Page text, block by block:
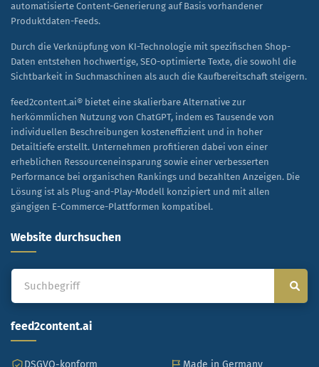
automatisierte Content-Generierung auf Basis vorhandener
Produktdaten-Feeds.
Durch die Verknüpfung von KI-Technologie mit spezifischen Shop-
Daten entstehen hochwertige, SEO-optimierte Texte, die sowohl die
Sichtbarkeit in Suchmaschinen als auch die Kaufbereitschaft steigern.
feed2content.ai® bietet eine skalierbare Alternative zur
herkömmlichen Nutzung von ChatGPT, indem es Tausende von
individuellen Beschreibungen kosteneffizient und in hoher
Detailtiefe erstellt. Unternehmen profitieren dabei von einer
erheblichen Ressourceneinsparung sowie einer verbesserten
Performance bei organischen Rankings und bezahlten Anzeigen. Die
Lösung ist als Plug-and-Play-Modell konzipiert und mit allen
gängigen E-Commerce-Plattformen kompatibel.
Website durchsuchen
feed2content.ai